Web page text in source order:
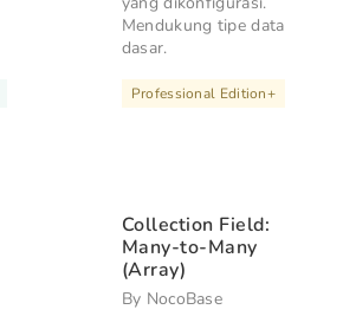
Mendukung tipe data
dasar.
Professional Edition+
Collection Field:
Many-to-Many
(Array)
By NocoBase